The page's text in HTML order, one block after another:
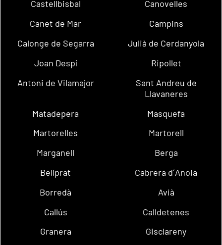
Castellbisbal
Canovelles
Canet de Mar
Campins
Calonge de Segarra
Julià de Cerdanyola
Joan Despí
Ripollet
Antoni de Vilamajor
Sant Andreu de
Llavaneres
Matadepera
Masquefa
Martorelles
Martorell
Marganell
Berga
Bellprat
Cabrera d´Anoia
Borredà
Avià
Callús
Calldetenes
Granera
Gisclareny